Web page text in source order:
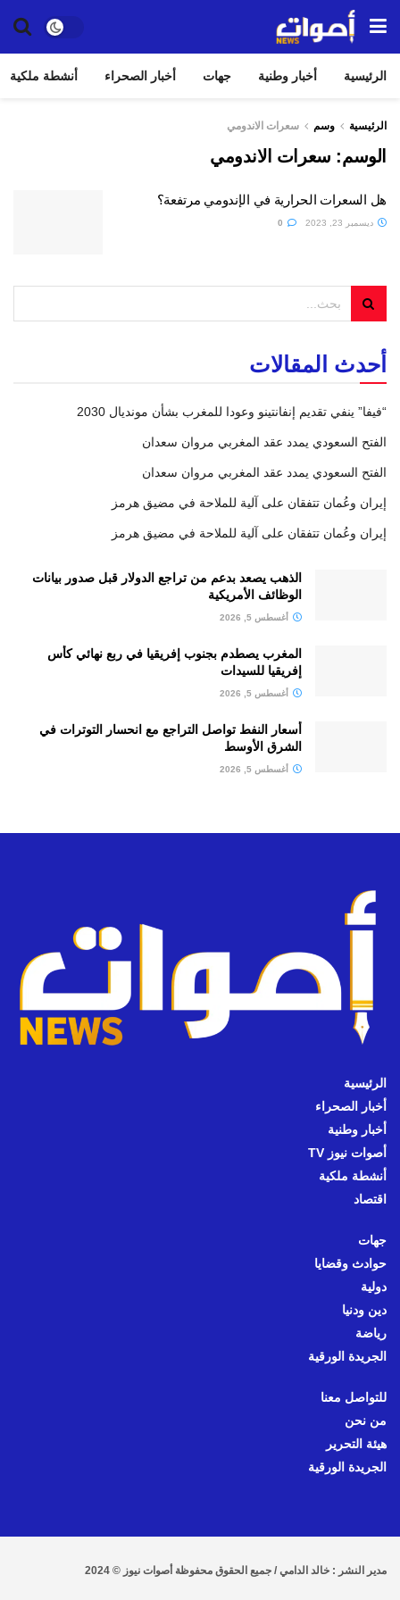
الرئيسية أخبار وطنية جهات أخبار الصحراء أنشطة ملكية
الرئيسية وسم سعرات الاندومي
الوسم: سعرات الاندومي
هل السعرات الحرارية في الإندومي مرتفعة؟
ديسمبر 23, 2023
أحدث المقالات
“فيفا” ينفي تقديم إنفانتينو وعودا للمغرب بشأن مونديال 2030
الفتح السعودي يمدد عقد المغربي مروان سعدان
الفتح السعودي يمدد عقد المغربي مروان سعدان
إيران وعُمان تتفقان على آلية للملاحة في مضيق هرمز
إيران وعُمان تتفقان على آلية للملاحة في مضيق هرمز
الذهب يصعد بدعم من تراجع الدولار قبل صدور بيانات
الوظائف الأمريكية
أغسطس 5, 2026
المغرب يصطدم بجنوب إفريقيا في ربع نهائي كأس
إفريقيا للسيدات
أغسطس 5, 2026
أسعار النفط تواصل التراجع مع انحسار التوترات في
الشرق الأوسط
أغسطس 5, 2026
الرئيسية
أخبار الصحراء
أخبار وطنية
أصوات نيوز TV
أنشطة ملكية
اقتصاد
جهات
حوادث وقضايا
دولية
دين ودنيا
رياضة
الجريدة الورقية
للتواصل معنا
من نحن
هيئة التحرير
الجريدة الورقية
مدير النشر : خالد الدامي / جميع الحقوق محفوظة أصوات نيوز © 2024